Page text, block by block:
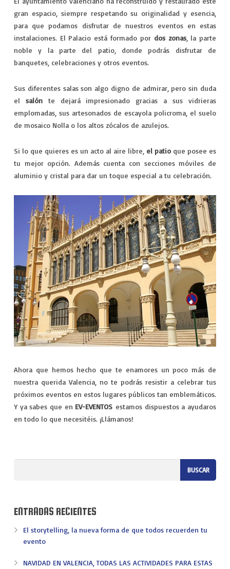
gran espacio, siempre respetando su originalidad y esencia,
para que podamos disfrutar de nuestros eventos en estas
instalaciones. El Palacio está formado por dos zonas, la parte
noble y la parte del patio, donde podrás disfrutar de
banquetes, celebraciones y otros eventos.
Sus diferentes salas son algo digno de admirar, pero sin duda
el salónte dejará impresionado gracias a sus vidrieras
emplomadas, sus artesonados de escayola policroma, el suelo
de mosaico Nolla o los altos zócalos de azulejos.
Si lo que quieres es un acto al aire libre, el patio que posee es
tu mejor opción. Además cuenta con secciones móviles de
aluminio y cristal para dar un toque especial a tu celebración.
Ahora que hemos hecho que te enamores un poco más de
nuestra querida Valencia, no te podrás resistir a celebrar tus
próximos eventos en estos lugares públicos tan emblemáticos.
Y ya sabes que en EV-EVENTOS estamos dispuestos a ayudaros
en todo lo que necesitéis. ¡Llámanos!
ENTRADAS RECIENTES
El storytelling, la nueva forma de que todos recuerden tu
evento
NAVIDAD EN VALENCIA, TODAS LAS ACTIVIDADES PARA ESTAS